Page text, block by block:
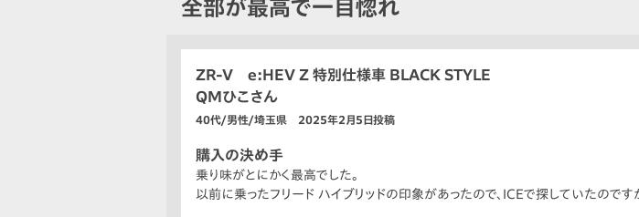
全部が最高で一目惚れ
ZR-V e:HEV Z 特別仕様車 BLACK STYLE
QMひこさん
40代/男性/埼玉県 2025年2月5日投稿
購入の決め手
乗り味がとにかく最高でした。
以前に乗ったフリード ハイブリッドの印象があったので、ICEで探していたので